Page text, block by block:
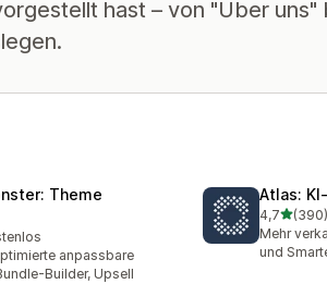
hast – von "Über uns"
Theme
insgesamt
anpassbare
Builder, Upsell
Atlas:
4,7von 5
(390)
390
Mehr
und